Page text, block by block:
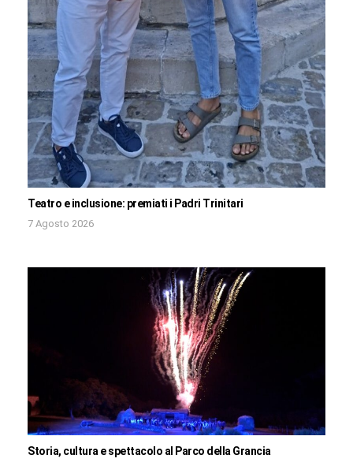
Teatro e inclusione: premiati i Padri Trinitari
7 Agosto 2026
Storia, cultura e spettacolo al Parco della Grancia